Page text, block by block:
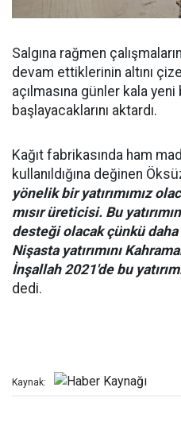
Salgına rağmen
devam ettiklerinin altını
açılmasına günler kala yeni
başlayacaklarını aktardı.
Kağıt fabrikasında ham
kullanıldığına değinen
yönelik bir yatırımımız
mısır üreticisi. Bu
desteği olacak çünkü daha
Nişasta yatırımını
İnşallah 2021'de bu
dedi.
Kaynak: